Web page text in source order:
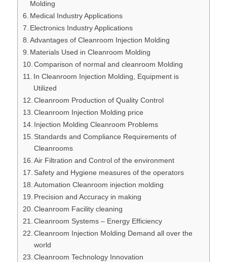
Molding
Medical Industry Applications
Electronics Industry Applications
Advantages of Cleanroom Injection Molding
Materials Used in Cleanroom Molding
Comparison of normal and cleanroom Molding
In Cleanroom Injection Molding, Equipment is
Utilized
Cleanroom Production of Quality Control
Cleanroom Injection Molding price
Injection Molding Cleanroom Problems
Standards and Compliance Requirements of
Cleanrooms
Air Filtration and Control of the environment
Safety and Hygiene measures of the operators
Automation Cleanroom injection molding
Precision and Accuracy in making
Cleanroom Facility cleaning
Cleanroom Systems – Energy Efficiency
Cleanroom Injection Molding Demand all over the
world
Cleanroom Technology Innovation